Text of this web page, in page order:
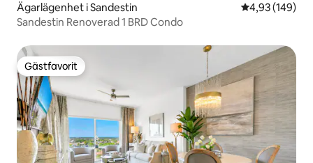
Ägarlägenhet i Sandestin 4,93 av 5 i
4,93 (149)
Sandestin Renoverad 1 BRD Condo
Gästfavorit
Gästfavorit